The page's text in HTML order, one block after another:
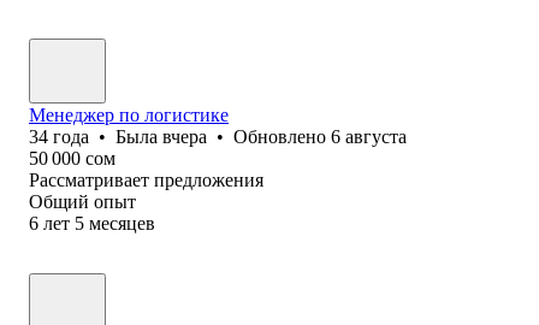
Менеджер по логистике
34 года • Была вчера • Обновлено 6 августа
50 000 сом
Рассматривает предложения
Общий опыт
6 лет 5 месяцев